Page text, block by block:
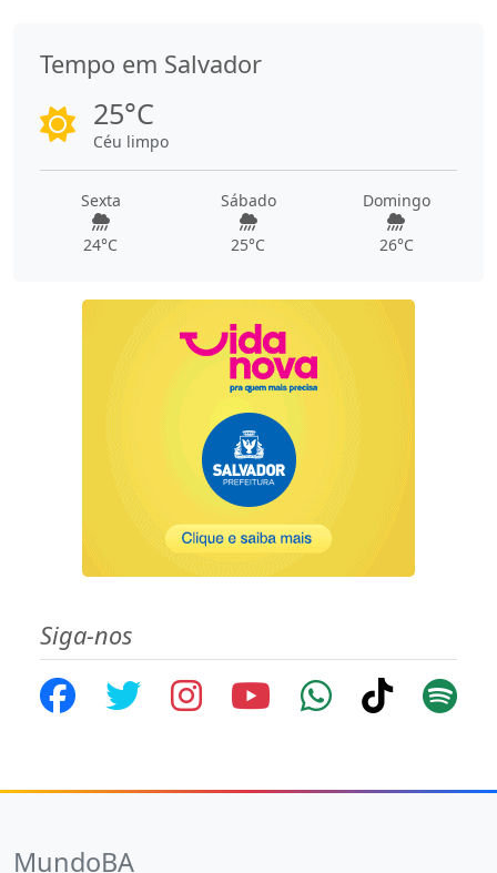
Tempo em Salvador
25°C
Céu limpo
Sexta
24°C
Sábado
25°C
Domingo
26°C
Siga-nos
MundoBA